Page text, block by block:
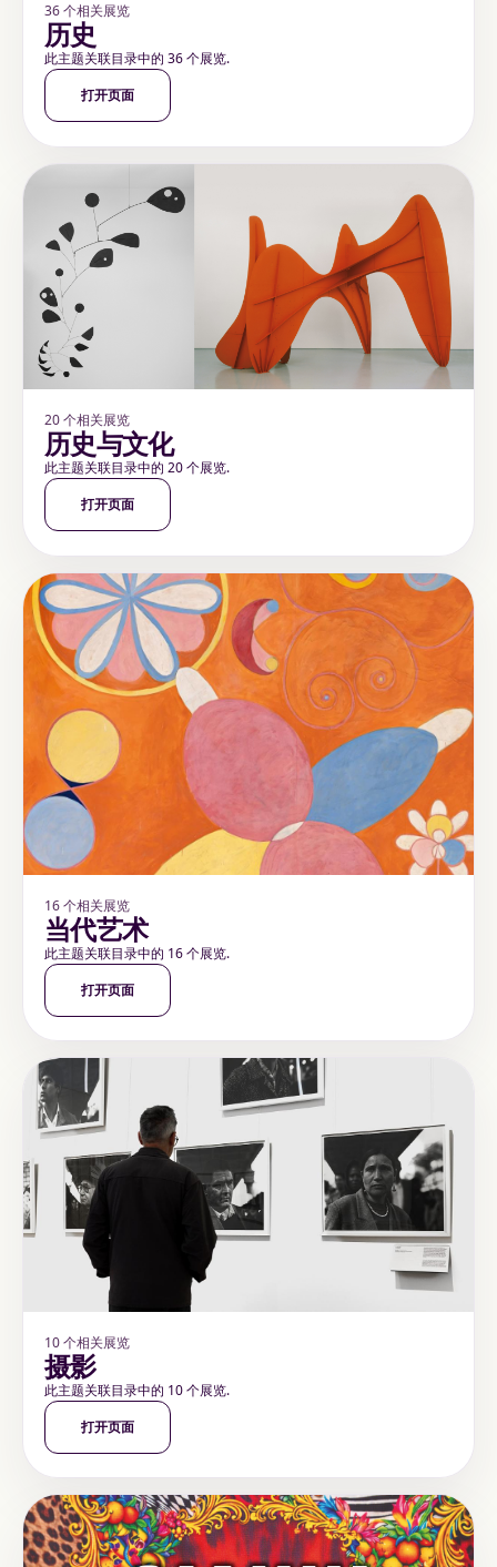
36 个相关展览
历史
此主题关联目录中的 36 个展览.
打开页面
20 个相关展览
历史与文化
此主题关联目录中的 20 个展览.
打开页面
16 个相关展览
当代艺术
此主题关联目录中的 16 个展览.
打开页面
10 个相关展览
摄影
此主题关联目录中的 10 个展览.
打开页面